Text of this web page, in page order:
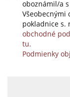
oboznámil/a
pokladnice s.
obchodné
tu.
Podmienky